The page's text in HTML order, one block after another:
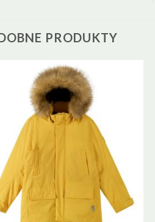
PRODUKTY